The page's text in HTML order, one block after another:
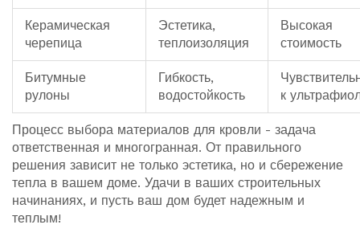
Керамическая
черепица
Эстетика,
теплоизоляция
Высокая
стоимость
Битумные
рулоны
Гибкость,
водостойкость
к
Процесс выбора материалов для кровли - задача
ответственная и многогранная. От правильного
решения зависит не только эстетика, но и сбережение
тепла в вашем доме. Удачи в ваших строительных
начинаниях, и пусть ваш дом будет надежным и
теплым!